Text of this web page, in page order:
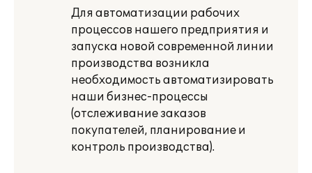
Для автоматизации рабочих
процессов нашего предприятия и
запуска новой современной линии
производства возникла
необходимость автоматизировать
наши бизнес-процессы
(отслеживание заказов
покупателей, планирование и
контроль производства).